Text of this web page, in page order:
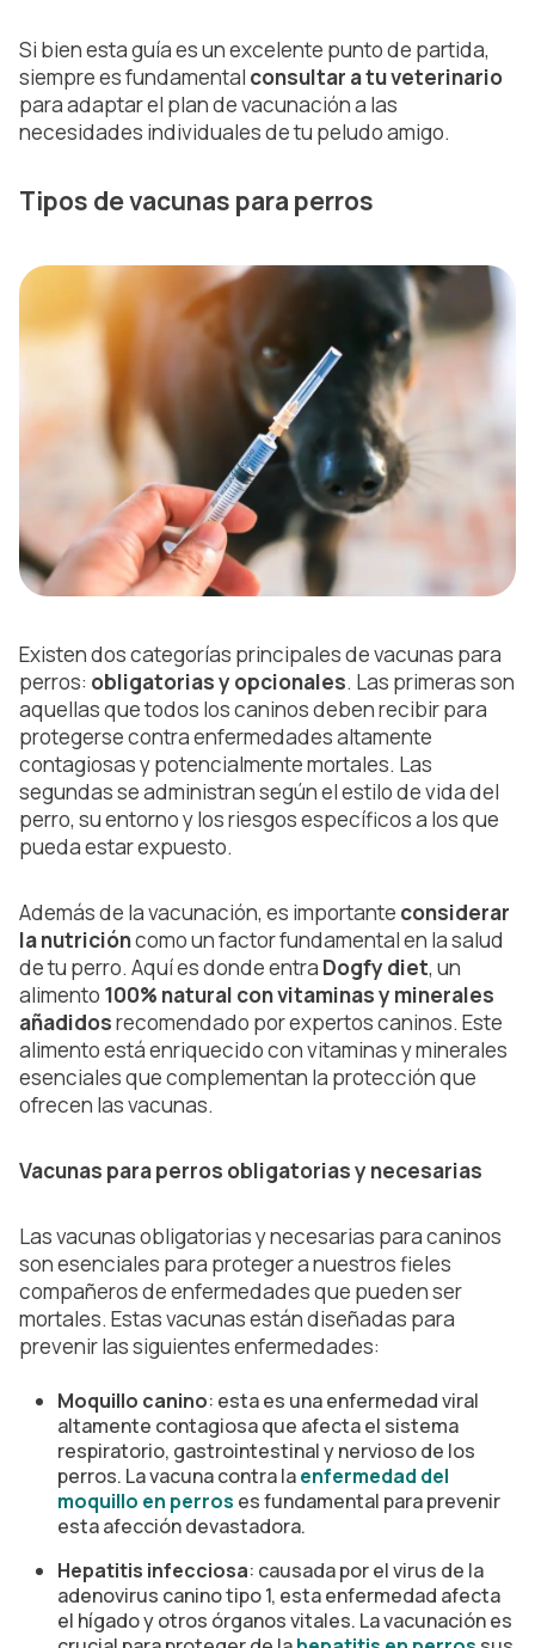
Si bien esta guía es un excelente punto de partida,
siempre es fundamental consultar a tu veterinario
para adaptar el plan de vacunación a las
necesidades individuales de tu peludo amigo.
Tipos de vacunas para perros
Existen dos categorías principales de vacunas para
perros: obligatorias y opcionales. Las primeras son
aquellas que todos los caninos deben recibir para
protegerse contra enfermedades altamente
contagiosas y potencialmente mortales. Las
segundas se administran según el estilo de vida del
perro, su entorno y los riesgos específicos a los que
pueda estar expuesto.
Además de la vacunación, es importante considerar
la nutricióncomo un factor fundamental en la salud
de tu perro. Aquí es donde entra Dogfy diet, un
alimento 100% natural con vitaminas y minerales
añadidosrecomendado por expertos caninos. Este
alimento está enriquecido con vitaminas y minerales
esenciales que complementan la protección que
ofrecen las vacunas.
Vacunas para perros obligatorias y necesarias
Las vacunas obligatorias y necesarias para caninos
son esenciales para proteger a nuestros fieles
compañeros de enfermedades que pueden ser
mortales. Estas vacunas están diseñadas para
prevenir las siguientes enfermedades:
Moquillo canino: esta es una enfermedad viral
altamente contagiosa que afecta el sistema
respiratorio, gastrointestinal y nervioso de los
perros. La vacuna contra laenfermedad del
moquillo en perros es fundamental para prevenir
esta afección devastadora.
Hepatitis infecciosa: causada por el virus de la
adenovirus canino tipo 1, esta enfermedad afecta
el hígado y otros órganos vitales. La vacunación es